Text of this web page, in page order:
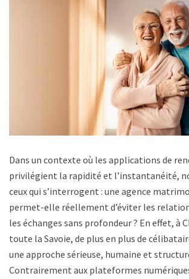
Dans un contexte où les applications de
privilégient la rapidité et l’instantanéité,
ceux qui s’interrogent : une agence
permet-elle réellement d’éviter les
les échanges sans profondeur ? En effet, à
toute la Savoie, de plus en plus de
une approche sérieuse, humaine et
Contrairement aux plateformes